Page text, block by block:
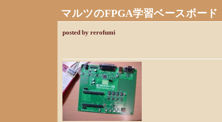
マルツのFPGA学習ベースボード
posted by rerofumi